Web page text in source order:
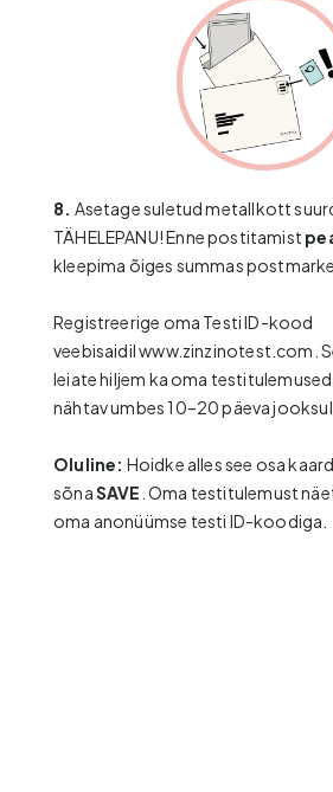
8. Asetage suletud metallkott
TÄHELEPANU! Enne postitamist
kleepima õiges summas postmarke.
Registreerige oma Testi ID-kood
veebisaidilwww.zinzinotest.com .
leiate hiljem ka oma
nähtav umbes 10–20 päeva jooksul.
Oluline: Hoidke alles see osa
sõnaSAVE . Oma testitulemust
oma anonüümse testi ID-koodiga.